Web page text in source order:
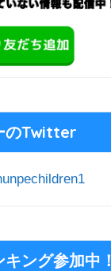
のTwitter
ング参加中！